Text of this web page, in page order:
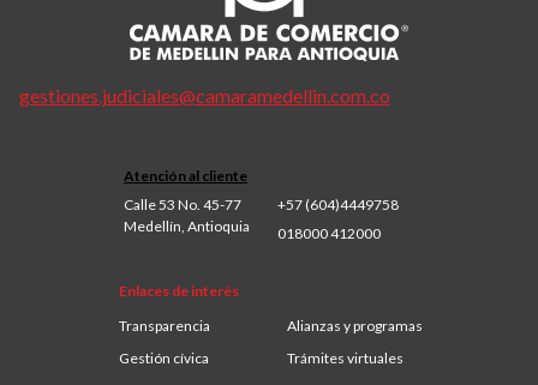
gestiones.judiciales@camaramedellin.com.co
Atención al cliente
Calle 53 No. 45-77
Medellín, Antioquia
+57 (604)4449758
018000 412000
Enlaces de interés
Transparencia
Alianzas y programas
Gestión cívica
Trámites virtuales